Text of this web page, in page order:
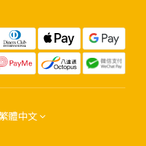
繁體中文